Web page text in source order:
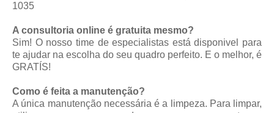
1035
A consultoria online é gratuita mesmo?
Sim! O nosso time de especialistas está disponivel para
te ajudar na escolha do seu quadro perfeito. E o melhor, é
GRATÍS!
Como é feita a manutenção?
A única manutenção necessária é a limpeza. Para limpar,